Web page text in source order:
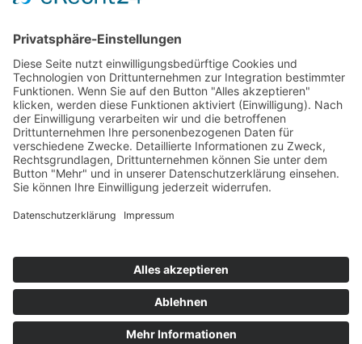
Holger Peters ist Mitglied im
Bundesverband Tiergestützte
© 2026 | Webdesign & Programmierung